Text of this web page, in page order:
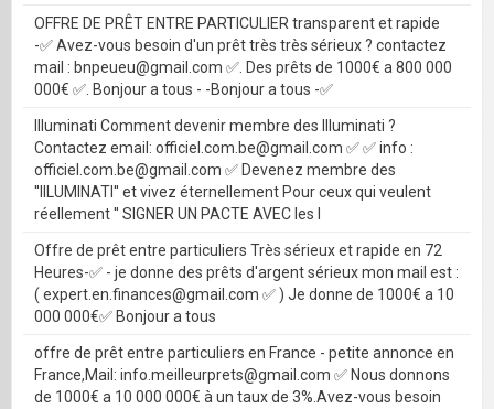
OFFRE DE PRÊT ENTRE PARTICULIER transparent et rapide
-✅ Avez-vous besoin d'un prêt très très sérieux ? contactez
mail : bnpeueu@gmail.com ✅. Des prêts de 1000€ a 800 000
000€ ✅. Bonjour a tous - -Bonjour a tous -✅
Illuminati Comment devenir membre des Illuminati ?
Contactez email: officiel.com.be@gmail.com ✅ ✅ info :
officiel.com.be@gmail.com ✅ Devenez membre des
''IILUMINATI'' et vivez éternellement Pour ceux qui veulent
réellement '' SIGNER UN PACTE AVEC les I
Offre de prêt entre particuliers Très sérieux et rapide en 72
Heures-✅ - je donne des prêts d'argent sérieux mon mail est :
( expert.en.finances@gmail.com ✅ ) Je donne de 1000€ a 10
000 000€✅ Bonjour a tous
offre de prêt entre particuliers en France - petite annonce en
France,Mail: info.meilleurprets@gmail.com ✅ Nous donnons
de 1000€ a 10 000 000€ à un taux de 3%.Avez-vous besoin